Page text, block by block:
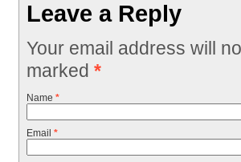
Leave a Reply
Your email address will
marked *
Name *
Email *